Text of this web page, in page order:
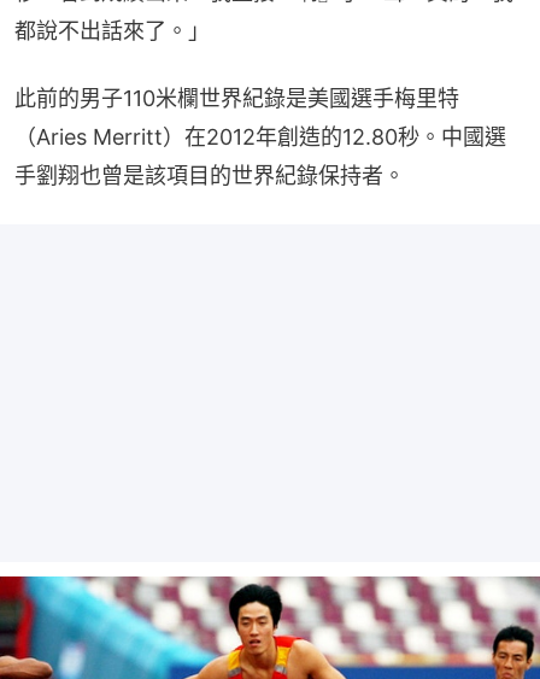
都說不出話來了。」
此前的男子110米欄世界紀錄是美國選手梅里特
（Aries Merritt）在2012年創造的12.80秒。中國選
手劉翔也曾是該項目的世界紀錄保持者。